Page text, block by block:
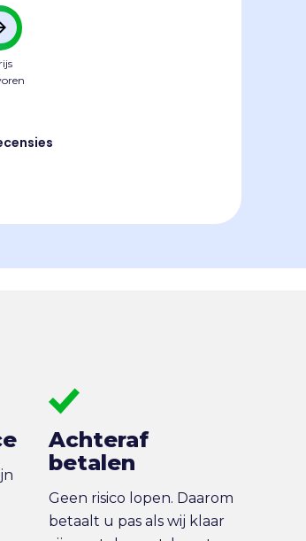
Achteraf
betalen
Geen risico lopen. Daarom
betaalt u pas als wij klaar